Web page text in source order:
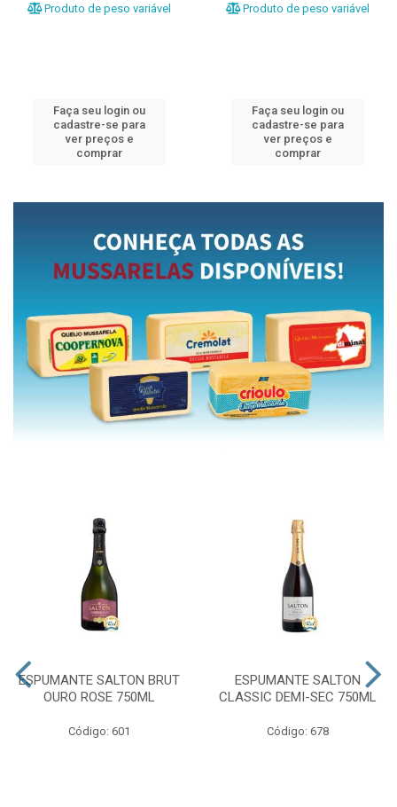
Produto de peso variável
Faça seu login ou
cadastre-se para
ver preços e
comprar
Produto de peso variável
Faça seu login ou
cadastre-se para
ver preços e
comprar
ESPUMANTE SALTON BRUT
OURO ROSE 750ML
Código: 601
ESPUMANTE SALTON
CLASSIC DEMI-SEC 750ML
Código: 678